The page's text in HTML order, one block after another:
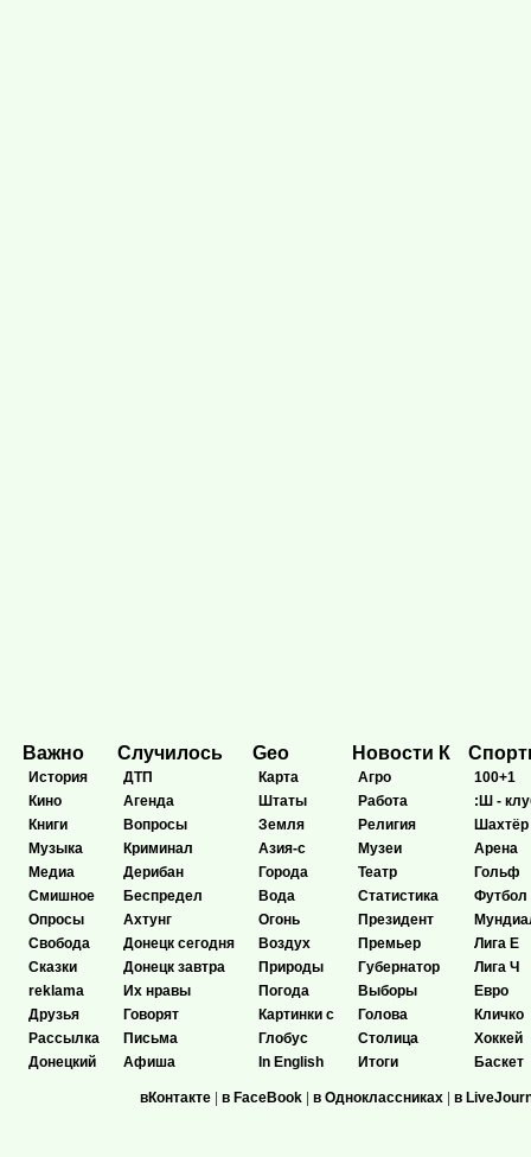
Важно
История
Кино
Книги
Музыка
Медиа
Смишное
Опросы
Свобода
Сказки
reklama
Друзья
Рассылка
Донецкий
Случилось
ДТП
Агенда
Вопросы
Криминал
Дерибан
Беспредел
Ахтунг
Донецк сегодня
Донецк завтра
Их нравы
Говорят
Письма
Афиша
Geo
Карта
Штаты
Земля
Азия-с
Города
Вода
Огонь
Воздух
Природы
Погода
Картинки с
Глобус
In English
Новости К
Агро
Работа
Религия
Музеи
Театр
Статистика
Президент
Премьер
Губернатор
Выборы
Голова
Столица
Итоги
100+1
:Ш -
Шахтёр
Арена
Гольф
Футбол
Лига Е
Лига Ч
Евро
Кличко
Хоккей
Баскет
вКонтакте | в FaceBook | в Одноклассниках | в